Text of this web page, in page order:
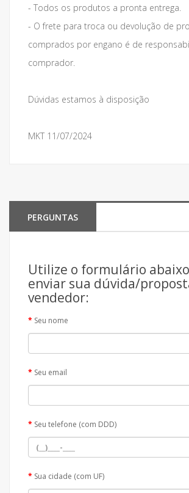
- Todos os produtos a pronta entrega.
- O frete para troca ou devolução de
comprados por engano é de
comprador.
Dúvidas estamos à disposição
MKT 11/07/2024
PERGUNTAS
Utilize o formulário
enviar sua dúvida/
vendedor:
Seu nome
Seu email
Seu telefone (com DDD)
Sua cidade (com UF)